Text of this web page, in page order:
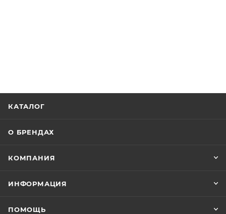
КАТАЛОГ
О БРЕНДАХ
КОМПАНИЯ
ИНФОРМАЦИЯ
ПОМОЩЬ